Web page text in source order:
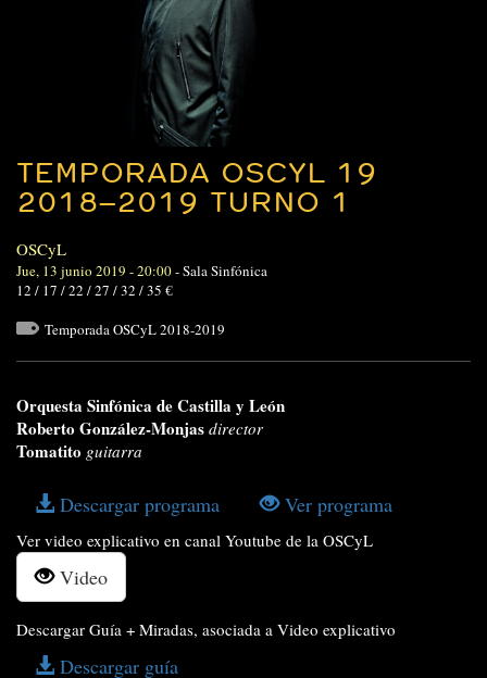
TEMPORADA OSCYL 19
2018–2019 TURNO 1
OSCyL
Jue, 13 junio 2019 - 20:00-Sala Sinfónica
12 / 17 / 22 / 27 / 32 / 35 €
Temporada OSCyL 2018-2019
Orquesta Sinfónica de Castilla y León
Roberto González-Monjas director
Tomatito guitarra
Descargar programa Ver programa
Ver video explicativo en canal Youtube de la OSCyL
Video
Descargar Guía + Miradas, asociada a Video explicativo
Descargar guía